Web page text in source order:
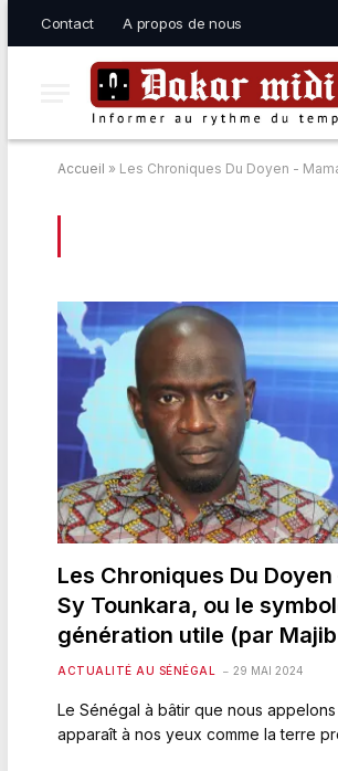
Contact A propos de nous
Accueil » Les Chroniques Du Doyen -
Les Chroniques Du Doyen
Sy Tounkara, ou le
génération utile (par
ACTUALITÉ AU SÉNÉGAL 29 MAI 2024
Le Sénégal à bâtir que nous
apparaît à nos yeux comme la terre